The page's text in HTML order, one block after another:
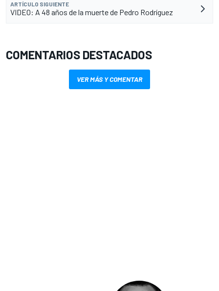
ARTÍCULO SIGUIENTE
VIDEO: A 48 años de la muerte de Pedro Rodríguez
COMENTARIOS DESTACADOS
VER MÁS Y COMENTAR